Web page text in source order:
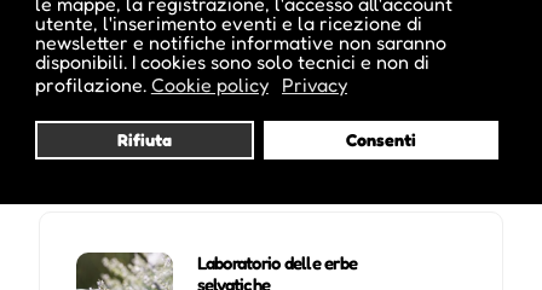
utente, l'inserimento eventi e la ricezione di
newsletter e notifiche informative non saranno
disponibili. I cookies sono solo tecnici e non di
profilazione. Cookie policy Privacy
Rifiuta Consenti
Visita profilo
Potrebbe interessarti anche :
Laboratorio delle erbe
selvatiche